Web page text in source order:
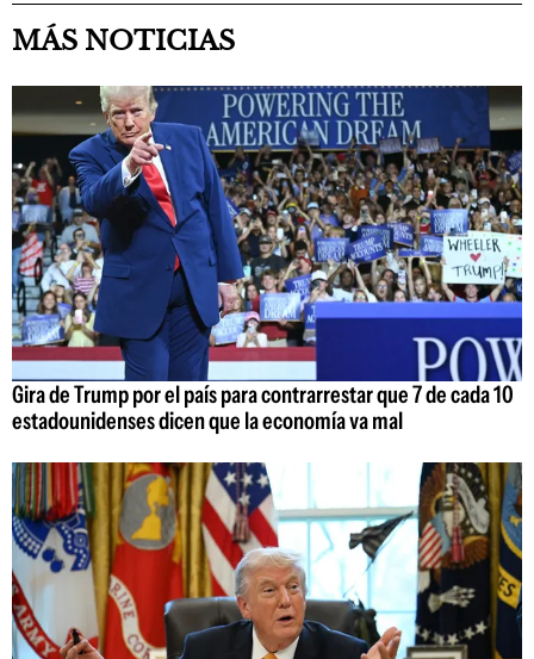
MÁS NOTICIAS
Gira de Trump por el país para contrarrestar que 7 de cada 10
estadounidenses dicen que la economía va mal